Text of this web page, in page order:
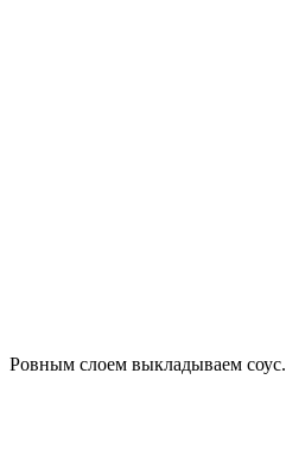
Ровным слоем выкладываем соус.